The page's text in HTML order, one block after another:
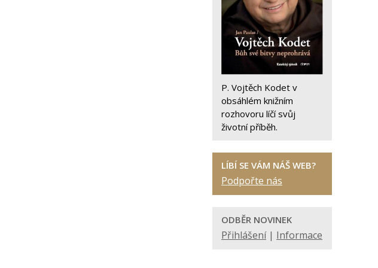
P. Vojtěch Kodet v
obsáhlém knižním
rozhovoru líčí svůj
životní příběh.
LÍBÍ SE VÁM NÁŠ WEB?
Podpořte nás
ODBĚR NOVINEK
Přihlášení| Informace